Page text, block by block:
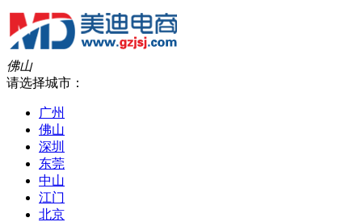
佛山
请选择城市：
广州
佛山
深圳
东莞
中山
江门
北京